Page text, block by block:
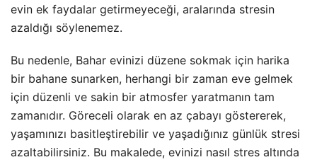
evin ek faydalar getirmeyeceği, aralarında stresin
azaldığı söylenemez.
Bu nedenle, Bahar evinizi düzene sokmak için harika
bir bahane sunarken, herhangi bir zaman eve gelmek
için düzenli ve sakin bir atmosfer yaratmanın tam
zamanıdır. Göreceli olarak en az çabayı göstererek,
yaşamınızı basitleştirebilir ve yaşadığınız günlük stresi
azaltabilirsiniz. Bu makalede, evinizi nasıl stres altında